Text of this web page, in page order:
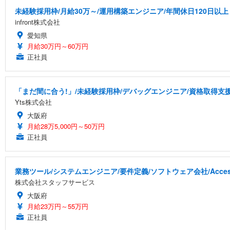
未経験採用枠/月給30万～/運用構築エンジニア/年間休日120日以上
infront株式会社
愛知県
月給30万円～60万円
正社員
「まだ間に合う!」/未経験採用枠/デバッグエンジニア/資格取得支
Yts株式会社
大阪府
月給28万5,000円～50万円
正社員
業務ツール/システムエンジニア/要件定義/ソフトウェア会社/
株式会社スタッフサービス
大阪府
月給23万円～55万円
正社員